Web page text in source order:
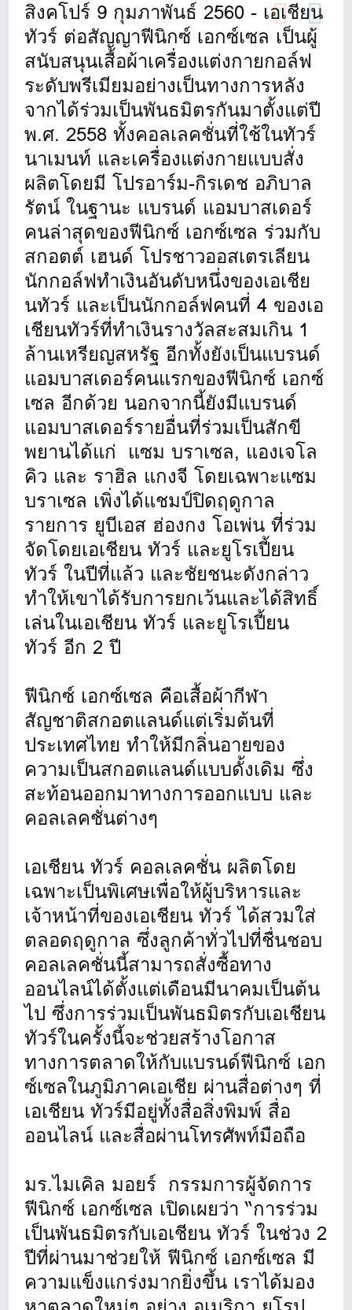
สิงคโปร์ 9 กุมภาพันธ์ 2560 - เอเชียน
ทัวร์ ต่อสัญญาฟีนิกซ์ เอกซ์เซล เป็นผู้
สนับสนุนเสื้อผ้าเครื่องแต่งกายกอล์ฟ
ระดับพรีเมียมอย่างเป็นทางการหลัง
จากได้ร่วมเป็นพันธมิตรกันมาตั้งแต่ปี
พ.ศ. 2558 ทั้งคอลเลคชั่นที่ใช้ในทัวร์
นาเมนท์ และเครื่องแต่งกายแบบสั่ง
ผลิตโดยมี โปรอาร์ม-กิรเดช อภิบาล
รัตน์ ในฐานะ แบรนด์ แอมบาสเดอร์
คนล่าสุดของฟีนิกซ์ เอกซ์เซล ร่วมกับ
สกอตต์ เฮนด์ โปรชาวออสเตรเลียน
นักกอล์ฟทำเงินอันดับหนึ่งของเอเชีย
นทัวร์ และเป็นนักกอล์ฟคนที่ 4 ของเอ
เชียนทัวร์ที่ทำเงินรางวัลสะสมเกิน 1
ล้านเหรียญสหรัฐ อีกทั้งยังเป็นแบรนด์
แอมบาสเดอร์คนแรกของฟีนิกซ์ เอกซ์
เซล อีกด้วย นอกจากนี้ยังมีแบรนด์
แอมบาสเดอร์รายอื่นที่ร่วมเป็นสักขี
พยานได้แก่ แซม บราเซล, แองเจโล
คิว และ ราฮิล แกงจี โดยเฉพาะแซม
บราเซล เพิ่งได้แชมป์ปิดฤดูกาล
รายการ ยูบีเอส ฮ่องกง โอเพ่น ที่ร่วม
จัดโดยเอเชียน ทัวร์ และยูโรเปี้ยน
ทัวร์ ในปีที่แล้ว และชัยชนะดังกล่าว
ทำให้เขาได้รับการยกเว้นและได้สิทธิ์
เล่นในเอเชียน ทัวร์ และยูโรเปี้ยน
ทัวร์ อีก 2 ปี
ฟีนิกซ์ เอกซ์เซล คือเสื้อผ้ากีฬา
สัญชาติสกอตแลนด์แต่เริ่มต้นที่
ประเทศไทย ทำให้มีกลิ่นอายของ
ความเป็นสกอตแลนด์แบบดั้งเดิม ซึ่ง
สะท้อนออกมาทางการออกแบบ และ
คอลเลคชั่นต่างๆ
เอเชียน ทัวร์ คอลเลคชั่น ผลิตโดย
เฉพาะเป็นพิเศษเพื่อให้ผู้บริหารและ
เจ้าหน้าที่ของเอเชียน ทัวร์ ได้สวมใส่
ตลอดฤดูกาล ซึ่งลูกค้าทั่วไปที่ชื่นชอบ
คอลเลคชั่นนี้สามารถสั่งซื้อทาง
ออนไลน์ได้ตั้งแต่เดือนมีนาคมเป็นต้น
ไป ซึ่งการร่วมเป็นพันธมิตรกับเอเชียน
ทัวร์ในครั้งนี้จะช่วยสร้างโอกาส
ทางการตลาดให้กับแบรนด์ฟีนิกซ์ เอก
ซ์เซลในภูมิภาคเอเชีย ผ่านสื่อต่างๆ ที่
เอเชียน ทัวร์มีอยู่ทั้งสื่อสิ่งพิมพ์ สื่อ
ออนไลน์ และสื่อผ่านโทรศัพท์มือถือ
มร.ไมเคิล มอยร์ กรรมการผู้จัดการ
ฟีนิกซ์ เอกซ์เซล เปิดเผยว่า “การร่วม
เป็นพันธมิตรกับเอเชียน ทัวร์ ในช่วง 2
ปีที่ผ่านมาช่วยให้ ฟีนิกซ์ เอกซ์เซล มี
ความแข็งแกร่งมากยิ่งขึ้น เราได้มอง